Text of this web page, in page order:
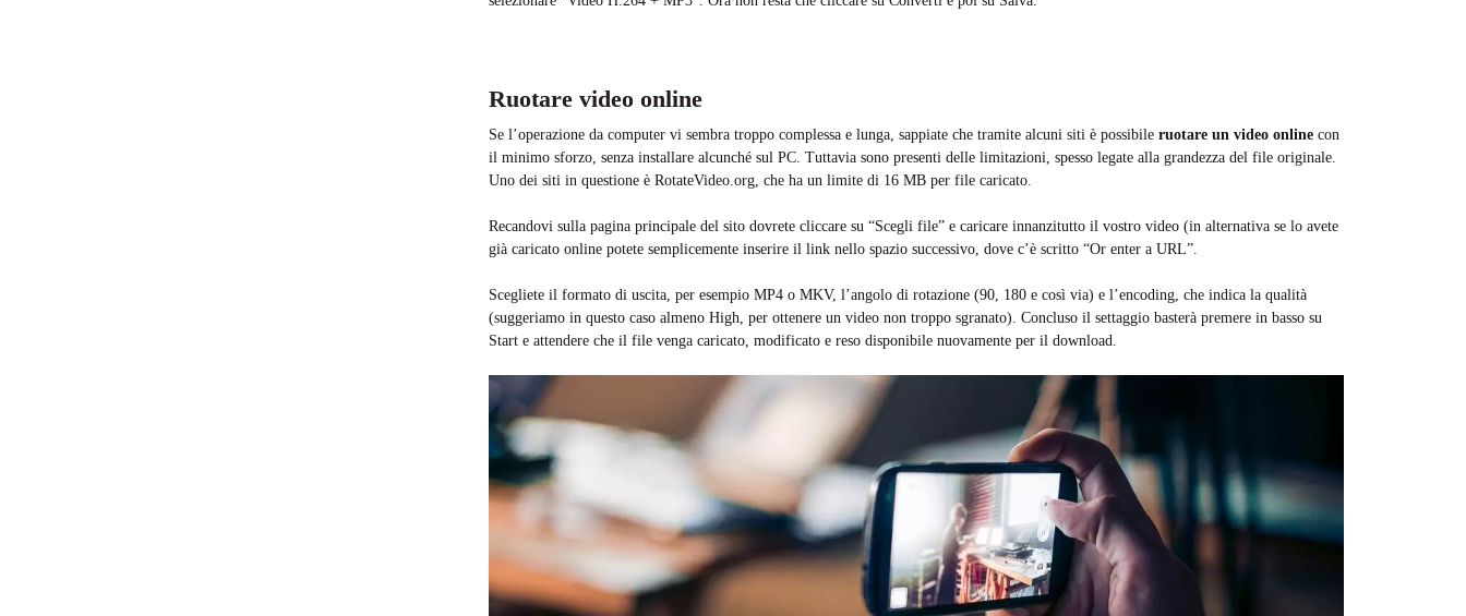
Ruotare video online
Se l’operazione da computer vi sembra troppo complessa e lunga, sappiate che tramite alcuni siti è possibileruotare un video onlinecon
il minimo sforzo, senza installare alcunché sul PC. Tuttavia sono presenti delle limitazioni, spesso legate alla grandezza del file originale.
Uno dei siti in questione è RotateVideo.org, che ha un limite di 16 MB per file caricato.
Recandovi sulla pagina principale del sito dovrete cliccare su “Scegli file” e caricare innanzitutto il vostro video (in alternativa se lo avete
già caricato online potete semplicemente inserire il link nello spazio successivo, dove c’è scritto “Or enter a URL”.
Scegliete il formato di uscita, per esempio MP4 o MKV, l’angolo di rotazione (90, 180 e così via) e l’encoding, che indica la qualità
(suggeriamo in questo caso almeno High, per ottenere un video non troppo sgranato). Concluso il settaggio basterà premere in basso su
Start e attendere che il file venga caricato, modificato e reso disponibile nuovamente per il download.